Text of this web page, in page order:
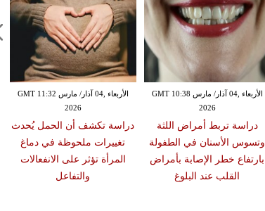
الأربعاء ,04 آذار/ مارس GMT 11:32
2026
دراسة تكشف أن الحمل يُحدث
تغييرات ملحوظة في دماغ
المرأة تؤثر على الانفعالات
والتفاعل
الأربعاء ,04 آذار/ مارس GMT 10:38
2026
دراسة تربط أمراض اللثة
وتسوس الأسنان في الطفولة
بارتفاع خطر الإصابة بأمراض
القلب عند البلوغ